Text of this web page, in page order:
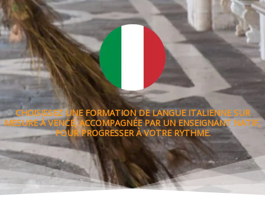
CHOISISSEZ UNE FORMATION DE LANGUE ITALIENNE SUR
MESURE À VENCE, ACCOMPAGNÉE PAR UN ENSEIGNANT NATIF,
POUR PROGRESSER À VOTRE RYTHME.